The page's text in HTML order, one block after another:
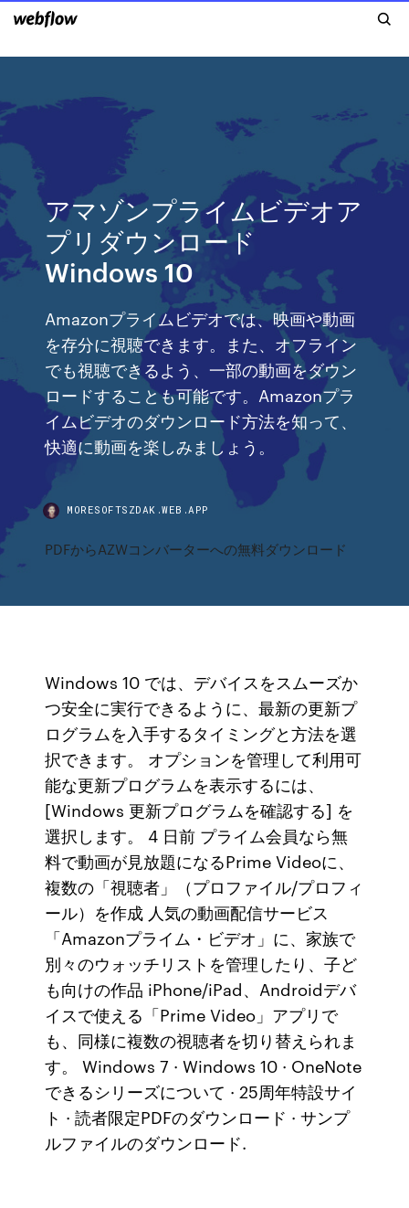
アマゾンプライムビデオア
プリダウンロード
Windows 10
Amazonプライムビデオでは、映画や動画
を存分に視聴できます。また、オフライン
でも視聴できるよう、一部の動画をダウン
ロードすることも可能です。Amazonプラ
イムビデオのダウンロード方法を知って、
快適に動画を楽しみましょう。
MORESOFTSZDAK.WEB.APP
PDFからAZWコンバーターへの無料ダウンロード
Windows 10 では、デバイスをスムーズか
つ安全に実行できるように、最新の更新プ
ログラムを入手するタイミングと方法を選
択できます。 オプションを管理して利用可
能な更新プログラムを表示するには、
[Windows 更新プログラムを確認する] を
選択します。 4 日前 プライム会員なら無
料で動画が見放題になるPrime Videoに、
複数の「視聴者」（プロファイル/プロフィ
ール）を作成 人気の動画配信サービス
「Amazonプライム・ビデオ」に、家族で
別々のウォッチリストを管理したり、子ど
も向けの作品 iPhone/iPad、Androidデバ
イスで使える「Prime Video」アプリで
も、同様に複数の視聴者を切り替えられま
す。 Windows 7 · Windows 10 · OneNote
できるシリーズについて · 25周年特設サイ
ト · 読者限定PDFのダウンロード · サンプ
ルファイルのダウンロード.